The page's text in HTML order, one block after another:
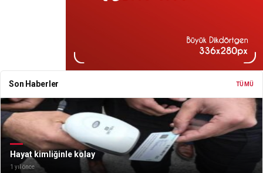
Son Haberler TÜMÜ
Hayat kimliğinle kolay
1 yıl önce